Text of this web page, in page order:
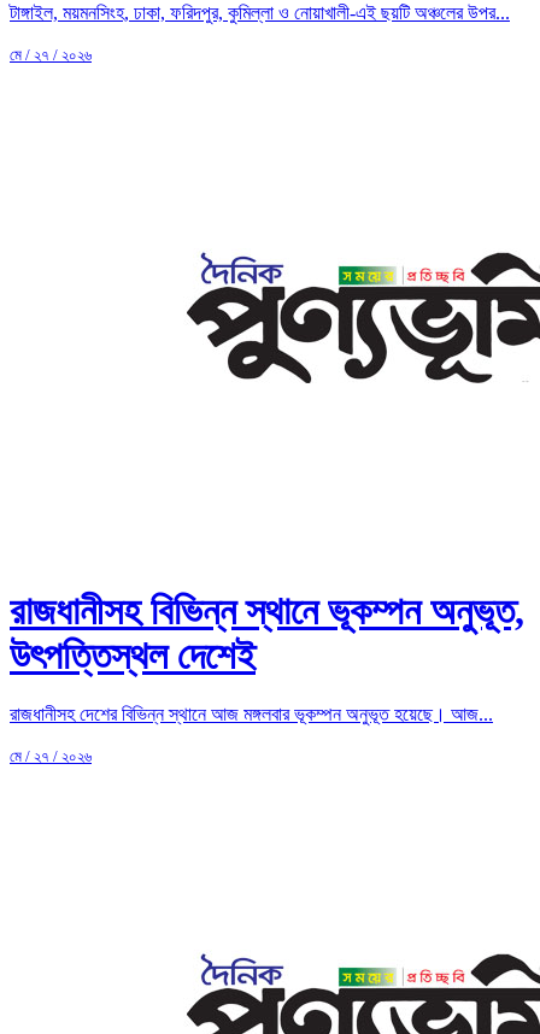
টাঙ্গাইল, ময়মনসিংহ, ঢাকা, ফরিদপুর, কুমিল্লা ও নোয়াখালী-এই ছয়টি অঞ্চলের উপর...
মে / ২৭ / ২০২৬
রাজধানীসহ বিভিন্ন স্থানে ভূকম্পন অনুভূত,
উৎপত্তিস্থল দেশেই
রাজধানীসহ দেশের বিভিন্ন স্থানে আজ মঙ্গলবার ভূকম্পন অনুভূত হয়েছে। আজ...
মে / ২৭ / ২০২৬